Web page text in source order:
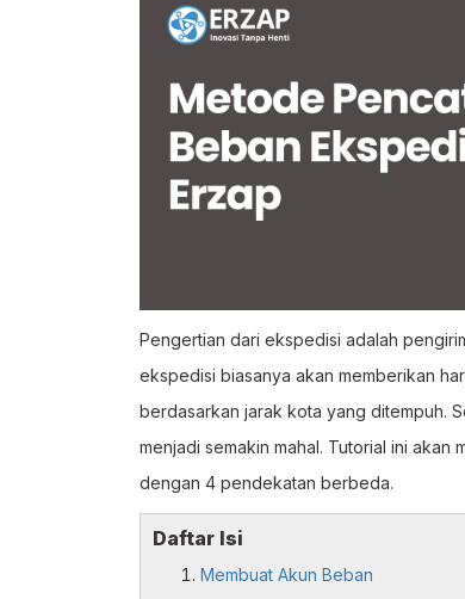
Pengertian dari ekspedisi adalah
ekspedisi biasanya akan memberikan
berdasarkan jarak kota yang ditempuh.
menjadi semakin mahal. Tutorial ini
dengan 4 pendekatan berbeda.
Daftar Isi
Membuat Akun Beban